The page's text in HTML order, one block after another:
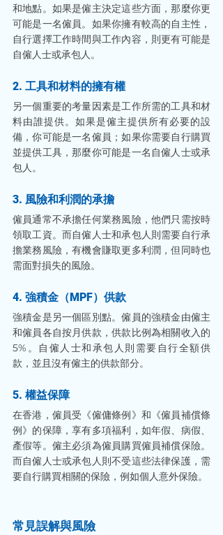
和地點。如果是僱主決定這些方面，那麼你更
可能是一名僱員。如果你擁有較高的自主性，
自行選擇工作時間與工作內容，則更有可能是
自僱人士或承包人。
2. 工具和材料的擁有權
另一個重要的考量因素是工作所需的工具和材
料由誰提供。如果是僱主提供所有必要的設
備，你可能是一名僱員；如果你需要自行購買
並提供工具，那麼你可能是一名自僱人士或承
包人。
3. 風險和利潤的承擔
僱員通常不承擔任何業務風險，他們只需按時
領取工資。而自僱人士和承包人則需要自行承
擔業務風險，有機會賺取更多利潤，但同時也
需面對損失的風險。
4. 強積金（MPF）供款
強積金是另一個區別點。僱員的強積金由僱主
和僱員各自按月供款，供款比例為相關收入的
5%。自僱人士和承包人則需要自行全額供
款，並且沒有僱主的供款部分。
5. 權益保障
在香港，僱員受《僱傭條例》和《僱員補償條
例》的保障，享有多項福利，如年假、病假、
產假等。僱主必須為僱員購買僱員補償保險。
而自僱人士或承包人則不受這些法律保護，需
要自行購買相關的保險，例如個人意外保險。
常見誤解與風險